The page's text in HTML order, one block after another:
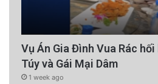
Vụ Án Gia Đình Vua Rác
Túy và Gái Mại Dâm
1 week ago